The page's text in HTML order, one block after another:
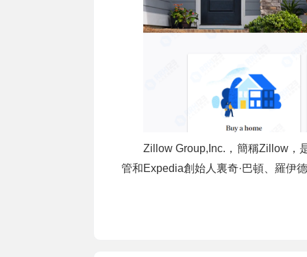
Zillow Group,Inc.，簡稱Zillow，
管和Expedia創始人裏奇·巴頓、羅伊